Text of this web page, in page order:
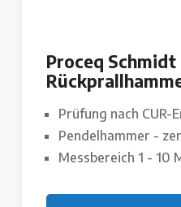
Proceq Schmidt
Prüfung nach CUR-
Pendelhammer -
Messbereich 1 - 10